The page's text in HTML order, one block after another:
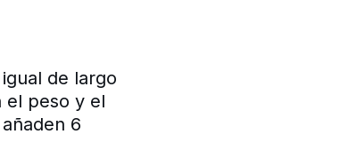
de largo
el peso y el
6